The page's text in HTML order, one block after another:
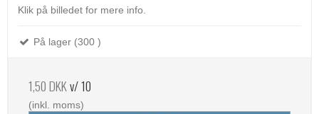
Klik på billedet for mere info.
På lager (300 )
1,50 DKKv/ 10
(inkl. moms)